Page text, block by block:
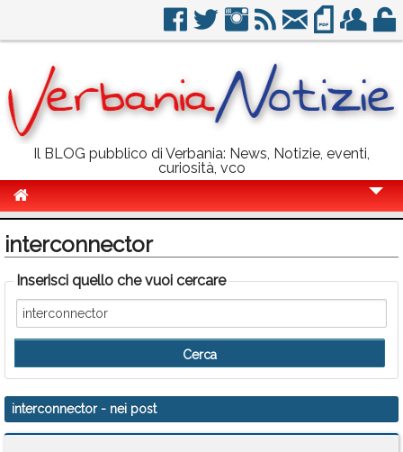
Il BLOG pubblico di Verbania: News, Notizie, eventi,
curiosità, vco
Politica
Sport
Eventi
Info Utili
Rubriche
Calendario
interconnector
Inserisci quello che vuoi cercare
interconnector- nei post